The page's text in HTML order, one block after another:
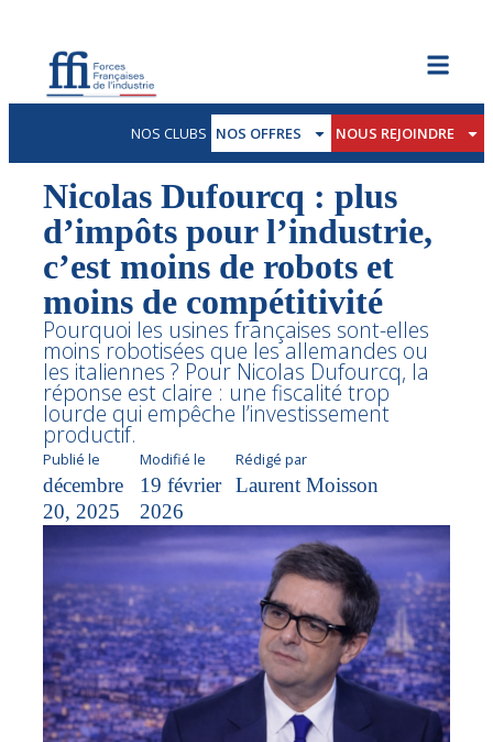
NOS CLUBS NOS OFFRES NOUS REJOINDRE
Nicolas Dufourcq : plus
d’impôts pour l’industrie,
c’est moins de robots et
moins de compétitivité
Pourquoi les usines françaises sont-elles
moins robotisées que les allemandes ou
les italiennes ? Pour Nicolas Dufourcq, la
réponse est claire : une fiscalité trop
lourde qui empêche l’investissement
productif.
Publié le
décembre
20, 2025
Modifié le
19 février
2026
Rédigé par
Laurent Moisson